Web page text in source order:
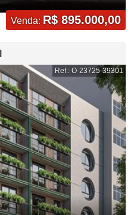
Venda: R$ 895.000,00
Ref.: O-23725-39301